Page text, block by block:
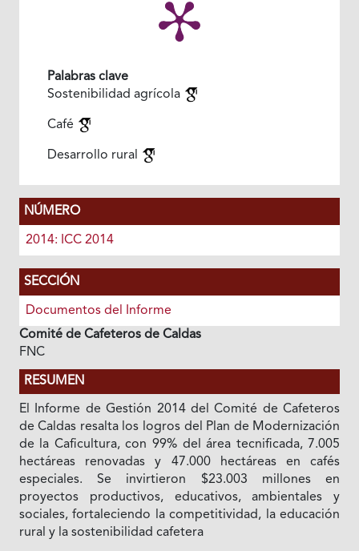
Palabras clave
Sostenibilidad agrícola
Café
Desarrollo rural
NÚMERO
2014: ICC 2014
SECCIÓN
Documentos del Informe
Comité de Cafeteros de Caldas
FNC
RESUMEN
El Informe de Gestión 2014 del Comité de Cafeteros
de Caldas resalta los logros del Plan de Modernización
de la Caficultura, con 99% del área tecnificada, 7.005
hectáreas renovadas y 47.000 hectáreas en cafés
especiales. Se invirtieron $23.003 millones en
proyectos productivos, educativos, ambientales y
sociales, fortaleciendo la competitividad, la educación
rural y la sostenibilidad cafetera